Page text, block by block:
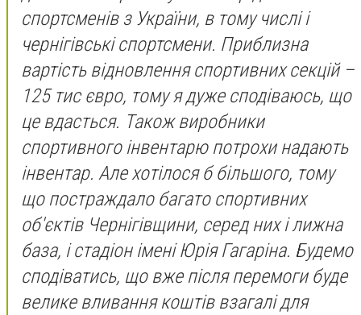
спортсменів з України, в тому числі і
чернігівські спортсмени. Приблизна
вартість відновлення спортивних секцій –
125 тис євро, тому я дуже сподіваюсь, що
це вдасться. Також виробники
спортивного інвентарю потрохи надають
інвентар. Але хотілося б більшого, тому
що постраждало багато спортивних
об′єктів Чернігівщини, серед них і лижна
база, і стадіон імені Юрія Гагаріна. Будемо
сподіватись, що вже після перемоги буде
велике вливання коштів взагалі для